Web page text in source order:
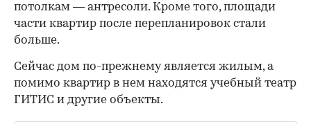
потолкам — антресоли. Кроме того, площади
части квартир после перепланировок стали
больше.
Сейчас дом по-прежнему является жилым, а
помимо квартир в нем находятся учебный театр
ГИТИС и другие объекты.